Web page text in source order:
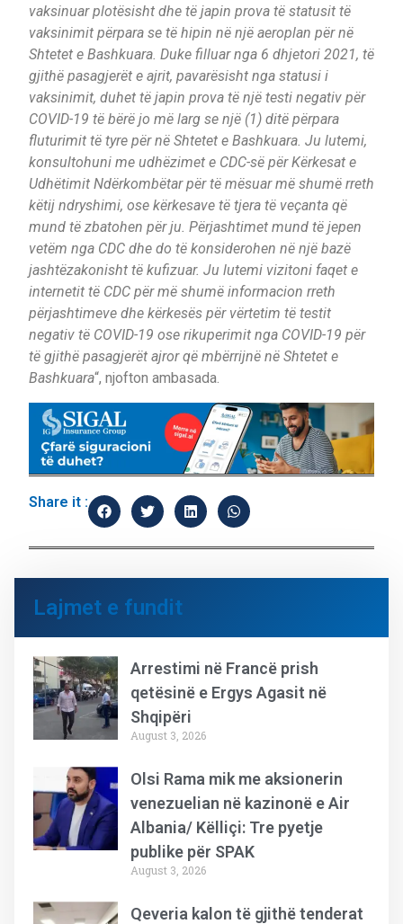
vaksinuar plotësisht dhe të japin prova të statusit të
vaksinimit përpara se të hipin në një aeroplan për në
Shtetet e Bashkuara. Duke filluar nga 6 dhjetori 2021, të
gjithë pasagjerët e ajrit, pavarësisht nga statusi i
vaksinimit, duhet të japin prova të një testi negativ për
COVID-19 të bërë jo më larg se një (1) ditë përpara
fluturimit të tyre për në Shtetet e Bashkuara. Ju lutemi,
konsultohuni me udhëzimet e CDC-së për Kërkesat e
Udhëtimit Ndërkombëtar për të mësuar më shumë rreth
këtij ndryshimi, ose kërkesave të tjera të veçanta që
mund të zbatohen për ju. Përjashtimet mund të jepen
vetëm nga CDC dhe do të konsiderohen në një bazë
jashtëzakonisht të kufizuar. Ju lutemi vizitoni faqet e
internetit të CDC për më shumë informacion rreth
përjashtimeve dhe kërkesës për vërtetim të testit
negativ të COVID-19 ose rikuperimit nga COVID-19 për
të gjithë pasagjerët ajror që mbërrijnë në Shtetet e
Bashkuara“, njofton ambasada.
Share it :
Lajmet e fundit
Arrestimi në Francë prish
qetësinë e Ergys Agasit në
Shqipëri
August 3, 2026
Olsi Rama mik me aksionerin
venezuelian në kazinonë e Air
Albania/ Këlliçi: Tre pyetje
publike për SPAK
August 3, 2026
Qeveria kalon të gjithë tenderat